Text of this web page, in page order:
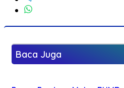
Baca Juga